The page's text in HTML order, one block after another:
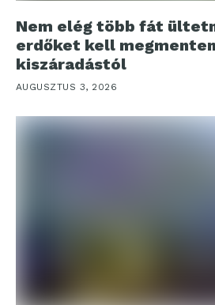
Nem elég több fát
erdőket kell
kiszáradástól
AUGUSZTUS 3, 2026